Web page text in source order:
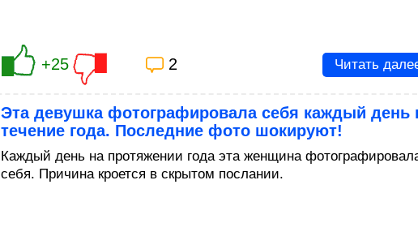
+25 2 Читать
Эта девушка фотографировала себя каждый день
течение года. Последние фото шокируют!
Каждый день на протяжении года эта женщина
себя. Причина кроется в скрытом послании.